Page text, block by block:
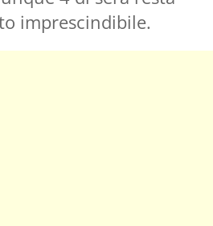
imprescindibile.